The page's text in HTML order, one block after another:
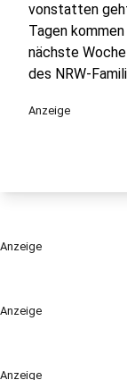
Anzeige
Anzeige
vonstatten
Tagen
nächste
des NRW-
Anzeige
Anzeige